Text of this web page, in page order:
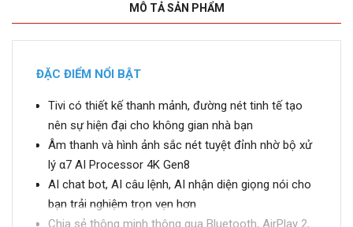
MÔ TẢ SẢN PHẨM
ĐẶC ĐIỂM NỔI BẬT
Tivi có thiết kế thanh mảnh, đường nét tinh tế tạo
nên sự hiện đại cho không gian nhà bạn
Âm thanh và hình ảnh sắc nét tuyệt đỉnh nhờ bộ xử
lý α7 AI Processor 4K Gen8
AI chat bot, AI câu lệnh, AI nhận diện giọng nói cho
bạn trải nghiệm trọn vẹn hơn
Chia sẻ thông minh thông qua Bluetooth, AirPlay 2,